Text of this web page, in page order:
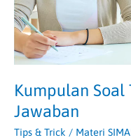
Kumpulan Soal
Jawaban
Tips & Trick / Materi